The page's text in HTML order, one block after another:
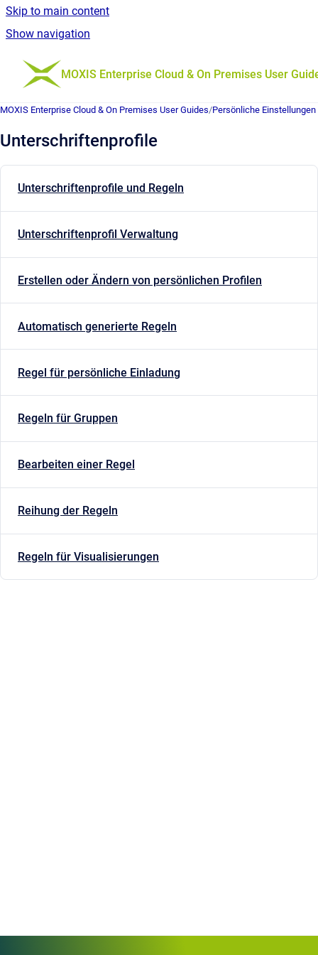
Skip to main content
Show navigation
Go to homepage
MOXIS Enterprise Cloud & On Premises User
MOXIS Enterprise Cloud & On Premises User Guides/Persönliche
Unterschriftenprofile
Unterschriftenprofile und Regeln
Unterschriftenprofil Verwaltung
Erstellen oder Ändern von persönlichen Profilen
Automatisch generierte Regeln
Regel für persönliche Einladung
Regeln für Gruppen
Bearbeiten einer Regel
Reihung der Regeln
Regeln für Visualisierungen